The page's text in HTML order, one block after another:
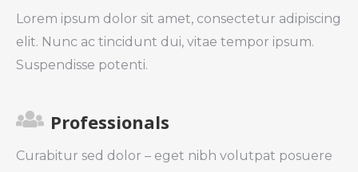
Lorem ipsum dolor sit amet, consectetur adipiscing
elit. Nunc ac tincidunt dui, vitae tempor ipsum.
Suspendisse potenti.
Professionals
Curabitur sed dolor – eget nibh volutpat posuere